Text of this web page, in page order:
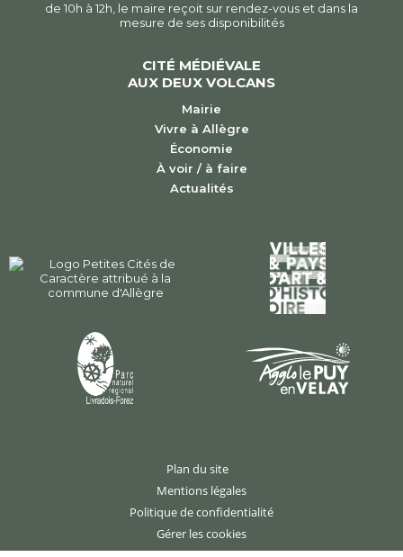
de 10h à 12h, le maire reçoit sur rendez-vous et dans la
mesure de ses disponibilités
CITÉ MÉDIÉVALE
AUX DEUX VOLCANS
Mairie
Vivre à Allègre
Économie
À voir / à faire
Actualités
Plan du site
Mentions légales
Politique de confidentialité
Gérer les cookies